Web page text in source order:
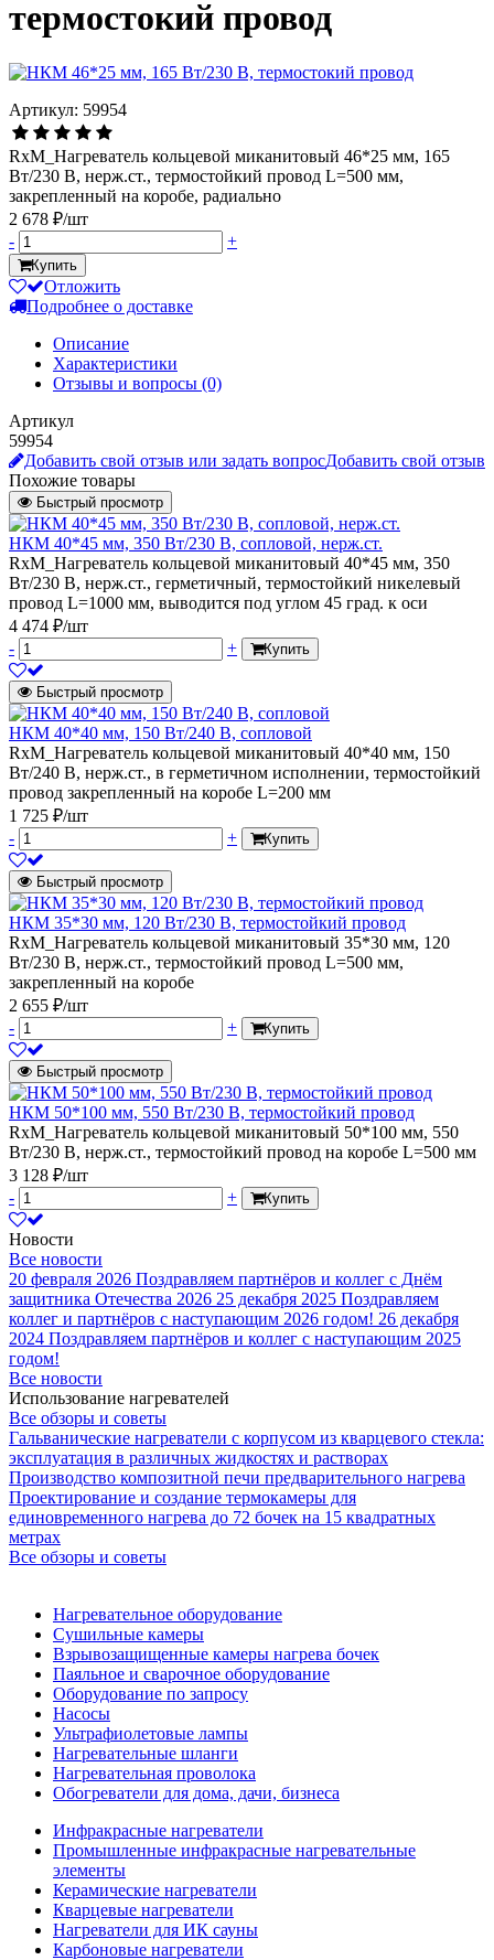
термостокий провод
Артикул: 59954
RxM_Нагреватель кольцевой миканитовый 46*25 мм, 165
Вт/230 В, нерж.ст., термостойкий провод L=500 мм,
закрепленный на коробе, радиально
2 678 ₽/шт
-
+
Купить
Отложить
Подробнее о доставке
Описание
Характеристики
Отзывы и вопросы (0)
Артикул
59954
Добавить свой отзыв или задать вопросДобавить свой отзыв
Похожие товары
Быстрый просмотр
НКМ 40*45 мм, 350 Вт/230 В, сопловой, нерж.ст.
RxM_Нагреватель кольцевой миканитовый 40*45 мм, 350
Вт/230 В, нерж.ст., герметичный, термостойкий никелевый
провод L=1000 мм, выводится под углом 45 град. к оси
4 474 ₽/шт
-
+ Купить
Быстрый просмотр
НКМ 40*40 мм, 150 Вт/240 В, сопловой
RxM_Нагреватель кольцевой миканитовый 40*40 мм, 150
Вт/240 В, нерж.ст., в герметичном исполнении, термостойкий
провод закрепленный на коробе L=200 мм
1 725 ₽/шт
-
+ Купить
Быстрый просмотр
НКМ 35*30 мм, 120 Вт/230 В, термостойкий провод
RxM_Нагреватель кольцевой миканитовый 35*30 мм, 120
Вт/230 В, нерж.ст., термостойкий провод L=500 мм,
закрепленный на коробе
2 655 ₽/шт
-
+ Купить
Быстрый просмотр
НКМ 50*100 мм, 550 Вт/230 В, термостойкий провод
RxM_Нагреватель кольцевой миканитовый 50*100 мм, 550
Вт/230 В, нерж.ст., термостойкий провод на коробе L=500 мм
3 128 ₽/шт
-
+ Купить
Новости
Все новости
20 февраля 2026 Поздравляем партнёров и коллег с Днём
защитника Отечества 2026 25 декабря 2025 Поздравляем
коллег и партнёров с наступающим 2026 годом! 26 декабря
2024 Поздравляем партнёров и коллег с наступающим 2025
годом!
Все новости
Использование нагревателей
Все обзоры и советы
Гальванические нагреватели с корпусом из кварцевого стекла:
эксплуатация в различных жидкостях и растворах
Производство композитной печи предварительного нагрева
Проектирование и создание термокамеры для
единовременного нагрева до 72 бочек на 15 квадратных
метрах
Все обзоры и советы
Нагревательное оборудование
Сушильные камеры
Взрывозащищенные камеры нагрева бочек
Паяльное и сварочное оборудование
Оборудование по запросу
Насосы
Ультрафиолетовые лампы
Нагревательные шланги
Нагревательная проволока
Обогреватели для дома, дачи, бизнеса
Инфракрасные нагреватели
Промышленные инфракрасные нагревательные
элементы
Керамические нагреватели
Кварцевые нагреватели
Нагреватели для ИК сауны
Карбоновые нагреватели